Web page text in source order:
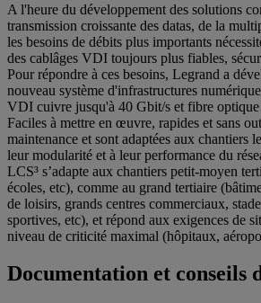
A l'heure du développement des solutions
transmission croissante des datas, de la
les besoins de débits plus importants
des cablâges VDI toujours plus fiables,
Pour répondre à ces besoins, Legrand a
nouveau système d'infrastructures
VDI cuivre jusqu'à 40 Gbit/s et fibre
Faciles à mettre en œuvre, rapides et sans
maintenance et sont adaptées aux chantiers
leur modularité et à leur performance du
LCS³ s’adapte aux chantiers petit-moyen
écoles, etc), comme au grand tertiaire
de loisirs, grands centres commerciaux,
sportives, etc), et répond aux exigences de
niveau de criticité maximal (hôpitaux,
Documentation et conseils